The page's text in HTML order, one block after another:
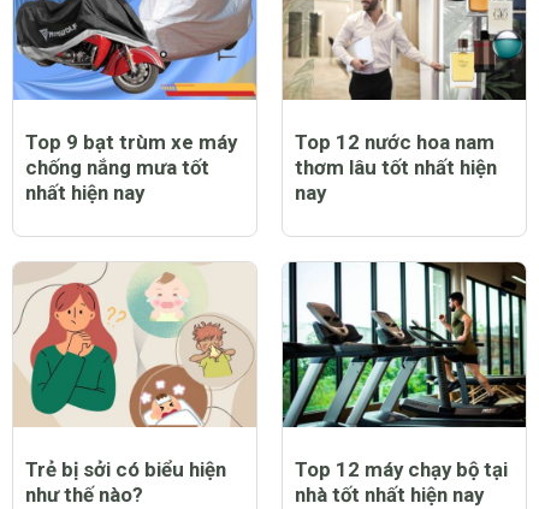
Top 9 bạt trùm xe máy
chống nắng mưa tốt
nhất hiện nay
Top 12 nước hoa nam
thơm lâu tốt nhất hiện
nay
Trẻ bị sởi có biểu hiện
như thế nào?
Top 12 máy chạy bộ tại
nhà tốt nhất hiện nay